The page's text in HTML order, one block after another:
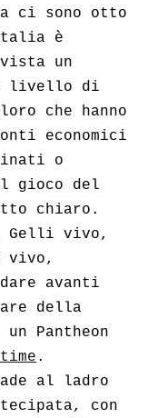
ci sono otto
è
un
livello di
che hanno
economici
o
gioco del
chiaro.
Gelli vivo,
vivo,
avanti
della
Pantheon
.
al ladro
con